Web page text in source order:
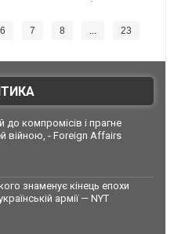
6 7 8 ... 23
компромісів і прагне
війною, - Foreign Affairs
знаменує кінець епохи
армії — NYT